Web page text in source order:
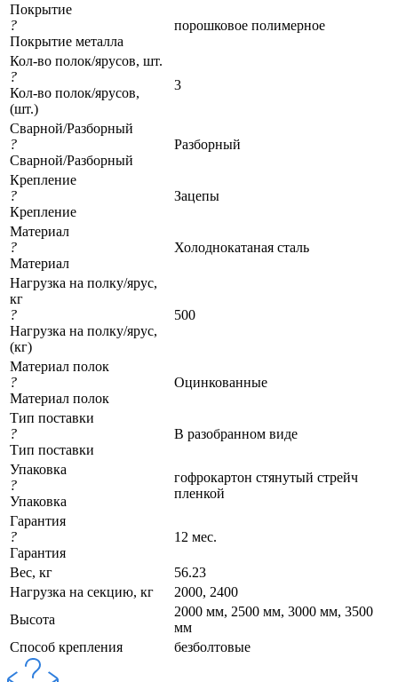
Покрытие
?
Покрытие металла
порошковое полимерное
Кол-во полок/ярусов, шт.
?
Кол-во полок/ярусов,
(шт.)
3
Сварной/Разборный
?
Сварной/Разборный
Разборный
Крепление
?
Крепление
Зацепы
Материал
?
Материал
Холоднокатаная сталь
Нагрузка на полку/ярус,
кг
?
Нагрузка на полку/ярус,
(кг)
500
Материал полок
?
Материал полок
Оцинкованные
Тип поставки
?
Тип поставки
В разобранном виде
Упаковка
?
Упаковка
гофрокартон стянутый стрейч
пленкой
Гарантия
?
Гарантия
12 мес.
Вес, кг
56.23
Нагрузка на секцию, кг
2000, 2400
Высота
2000 мм, 2500 мм, 3000 мм, 3500
мм
Cпособ крепления
безболтовые